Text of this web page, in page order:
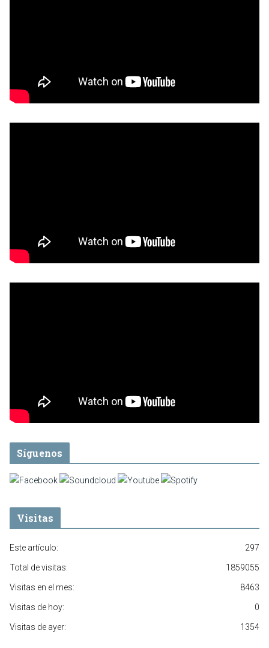
Síguenos
Visitas
297
Este artículo:
1859055
Total de visitas:
8463
Visitas en el mes:
0
Visitas de hoy:
1354
Visitas de ayer: